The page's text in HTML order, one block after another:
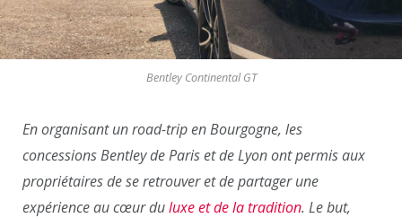
Bentley Continental GT
En organisant un road-trip en Bourgogne, les
concessions Bentley de Paris et de Lyon ont permis aux
propriétaires de se retrouver et de partager une
expérience au cœur duluxe et de la tradition. Le but,